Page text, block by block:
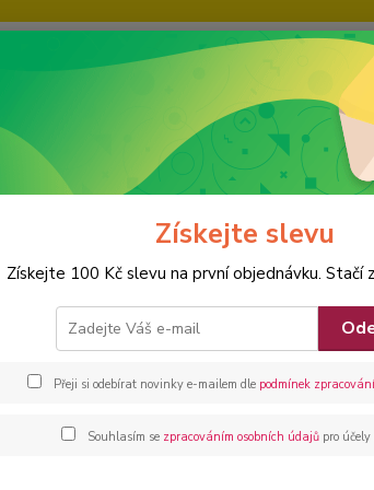
Hledat
LAVICE NEOMAX Multi
polohovatelná lavice
Získejte slevu
Získejte 100 Kč slevu na první objednávku. Stačí
Přeji si odebírat novinky e-mailem dle podmínek
Souhlasím se zpracováním osobních údajůpro účely